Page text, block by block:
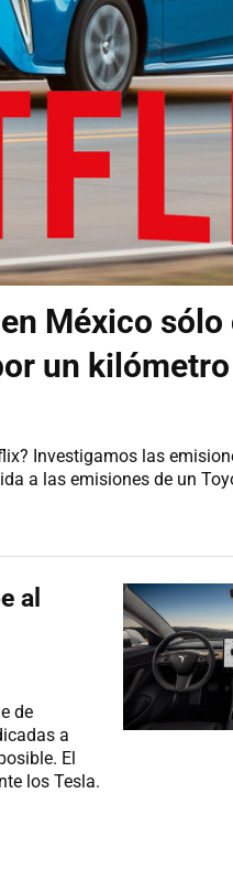
México
un kilómetro
Investigamos las
a las emisiones de un
al
de
a
El
los Tesla.